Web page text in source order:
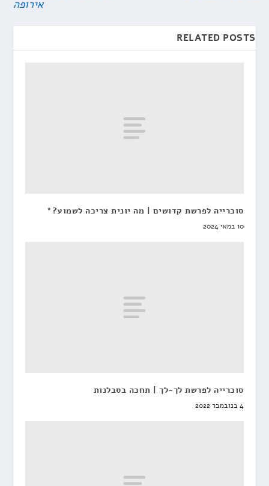
אירופה
RELATED POSTS
סוכרייה לפרשת קדושים | מה יונית צריכה לשמוע?*
10 במאי 2024
סוכרייה לפרשת לך-לך | תחכה בסבלנות
4 בנובמבר 2022